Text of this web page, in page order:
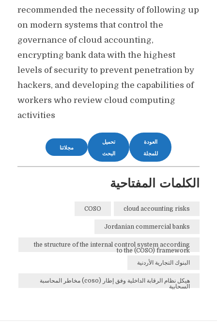
recommended the necessity of following up
on modern systems that control the
governance of cloud accounting,
encrypting bank data with the highest
levels of security to prevent penetration by
hackers, and developing the capabilities of
workers who review cloud computing
activities
العودة
للمجلة
تحميل
البحث
مجلاتنا
الكلمات المفتاحية
cloud accounting risks
COSO
Jordanian commercial banks
the structure of the internal control system according
to the (COSO) framework
البنوك التجارية الأردنية
هيكل نظام الرقابة الداخلية وفق إطار (coso) مخاطر المحاسبة
السحابية